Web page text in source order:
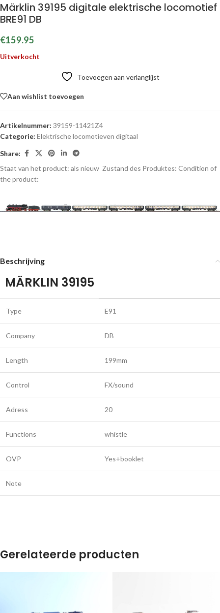
Märklin 39195 digitale elektrische locomotief
BRE91 DB
€159.95
Uitverkocht
Toevoegen aan verlanglijst
Aan wishlist toevoegen
Artikelnummer: 39159-11421Z4
Categorie: Elektrische locomotieven digitaal
Share:
Staat van het product: als nieuw Zustand des Produktes: Condition of
the product:
Beschrijving
MÄRKLIN 39195
Type E91
Company DB
Length 199mm
Control FX/sound
Adress 20
Functions whistle
OVP Yes+booklet
Note
Gerelateerde producten